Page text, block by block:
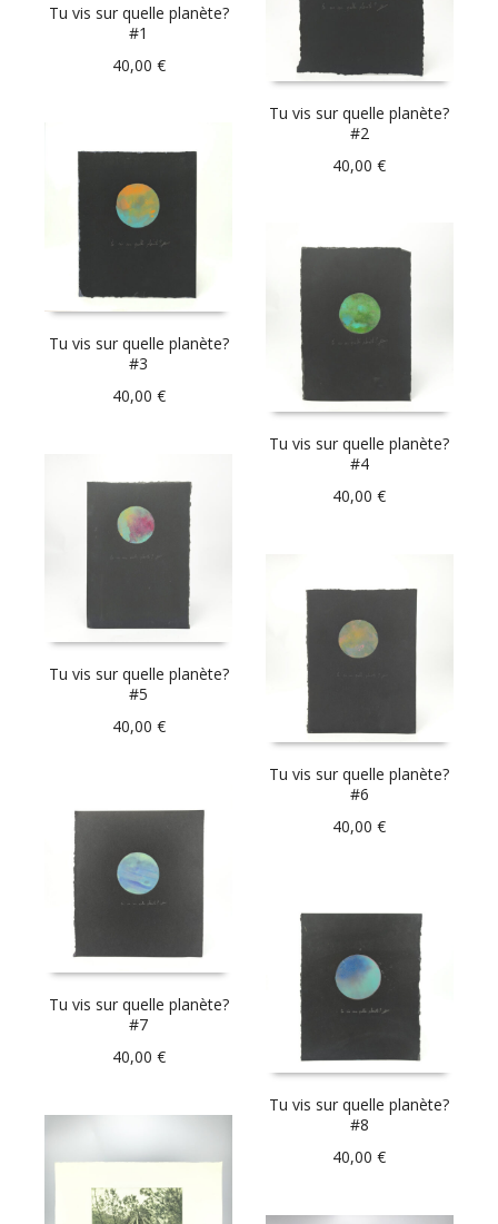
Tu vis sur quelle planète?
#1
40,00 €
Tu vis sur quelle planète?
#2
40,00€
Tu vis sur quelle planète?
#3
40,00 €
Tu vis sur quelle planète?
#4
40,00€
Tu vis sur quelle planète?
#5
40,00 €
Tu vis sur quelle planète?
#6
40,00€
Tu vis sur quelle planète?
#7
40,00 €
Tu vis sur quelle planète?
#8
40,00€